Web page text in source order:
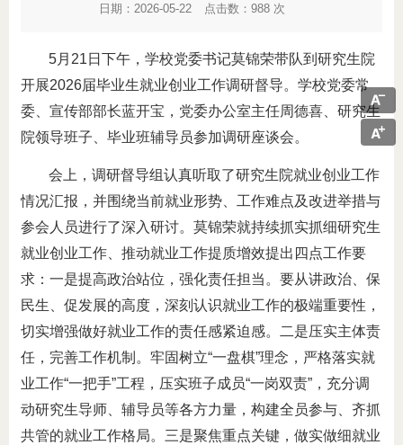
日期：2026-05-22 点击数：988 次
5月21日下午，学校党委书记莫锦荣带队到研究生院
开展2026届毕业生就业创业工作调研督导。学校党委常
委、宣传部部长蓝开宝，党委办公室主任周德喜、研究生
院领导班子、毕业班辅导员参加调研座谈会。
会上，调研督导组认真听取了研究生院就业创业工作
情况汇报，并围绕当前就业形势、工作难点及改进举措与
参会人员进行了深入研讨。莫锦荣就持续抓实抓细研究生
就业创业工作、推动就业工作提质增效提出四点工作要
求：一是提高政治站位，强化责任担当。要从讲政治、保
民生、促发展的高度，深刻认识就业工作的极端重要性，
切实增强做好就业工作的责任感紧迫感。二是压实主体责
任，完善工作机制。牢固树立“一盘棋”理念，严格落实就
业工作“一把手”工程，压实班子成员“一岗双责”，充分调
动研究生导师、辅导员等各方力量，构建全员参与、齐抓
共管的就业工作格局。三是聚焦重点关键，做实做细就业